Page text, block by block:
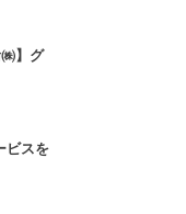
】グ
ビスを